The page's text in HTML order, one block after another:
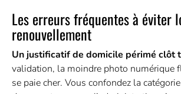
Les erreurs fréquentes à éviter
renouvellement
Un justificatif de domicile périmé clôt
validation, la moindre photo numérique
se paie cher. Vous confondez la